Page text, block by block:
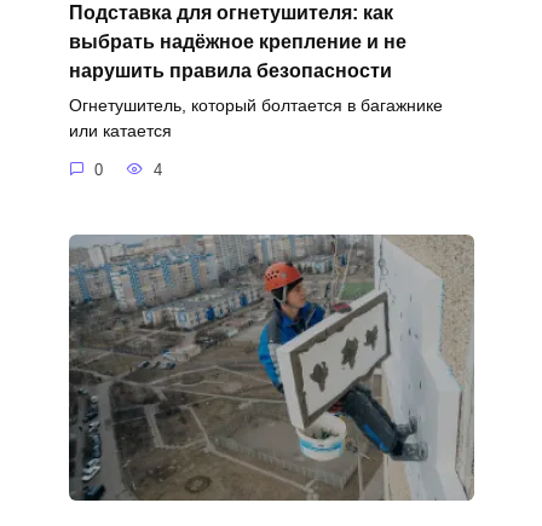
Подставка для огнетушителя: как
выбрать надёжное крепление и не
нарушить правила безопасности
Огнетушитель, который болтается в багажнике
или катается
0 4